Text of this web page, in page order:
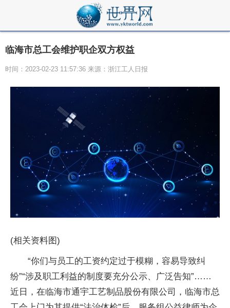
临海市总工会维护职企双方权益
时间：2023-02-23 11:57:36 来源：浙江工人日报
(相关资料图)
“你们与员工的工资约定过于模糊，容易导致纠
纷”“涉及职工利益的制度要充分公示、广泛告知”……
近日，在临海市通宇工艺制品股份有限公司，临海市总